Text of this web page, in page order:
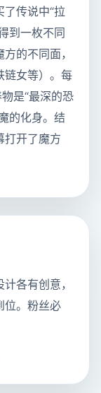
传说中“拉
到一枚不同
的不同面，
链女等）。每
是“最深的恐
的化身。结
打开了魔方
各有创意，
位。粉丝必